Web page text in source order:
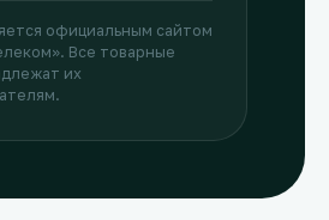
официальным сайтом
Все товарные
их